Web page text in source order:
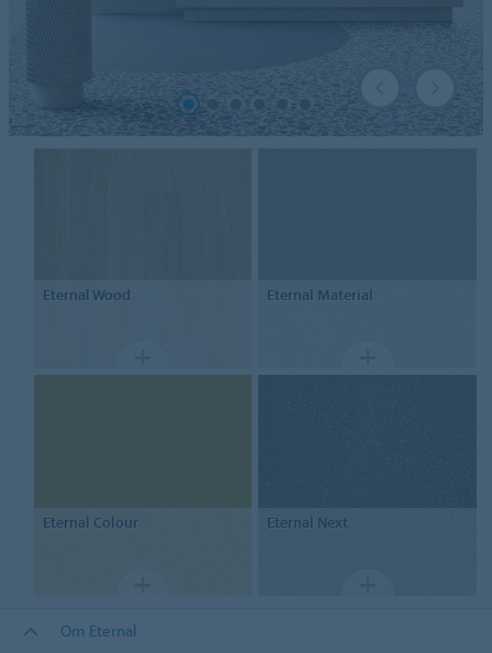
Eternal Wood Eternal Material
Eternal Colour Eternal Next
Om Eternal